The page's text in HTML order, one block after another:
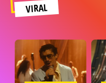
VIRAL